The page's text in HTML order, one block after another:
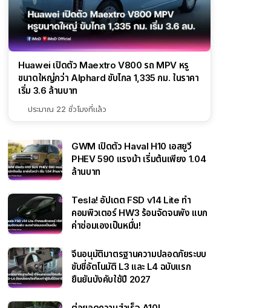
Huawei เปิดตัว Maextro V800 รถ MPV หรู
ขนาดใหญ่กว่า Alphard ขับไกล 1,335 กม. ในราคา
เริ่ม 3.6 ล้านบาท
ประมาณ 22 ชั่วโมงที่แล้ว
GWM เปิดตัว Haval H10 เอสยูวี
PHEV 590 แรงม้า เริ่มต้นเพียง 1.04
ล้านบาท
Tesla! อัปเดต FSD v14 Lite ทำ
คอมพิวเตอร์ HW3 ร้อนจัดจนพัง แบก
ค่าซ่อมเองเป็นหมื่น!
จีนอนุมัติมาตรฐานความปลอดภัยระบบ
ขับขี่อัตโนมัติ L3 และ L4 ฉบับแรก
ยืนยันบังคับใช้ปี 2027